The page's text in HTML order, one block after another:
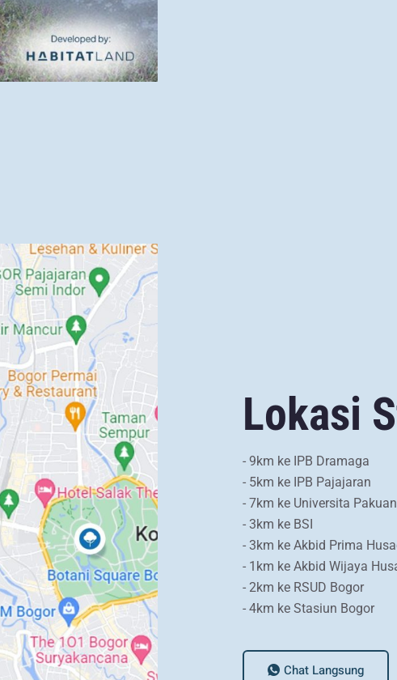
Lokasi
- 9km ke IPB Dramaga
- 5km ke IPB Pajajaran
- 7km ke Universita Pakuan
- 3km ke BSI
- 3km ke Akbid Prima
- 1km ke Akbid Wijaya
- 2km ke RSUD Bogor
- 4km ke Stasiun Bogor
Chat Langsung